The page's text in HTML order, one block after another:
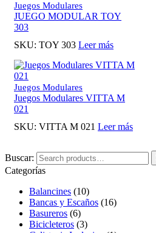
Juegos Modulares
JUEGO MODULAR TOY
303
SKU: TOY 303 Leer más
Juegos Modulares
Juegos Modulares VITTA M
021
SKU: VITTA M 021 Leer más
Buscar:
Categorías
Balancines (10)
Bancas y Escaños (16)
Basureros (6)
Bicicleteros (3)